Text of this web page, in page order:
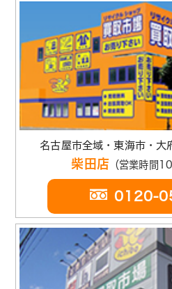
名古屋市全域・東海市・大
柴田店 （営業時間
0120-